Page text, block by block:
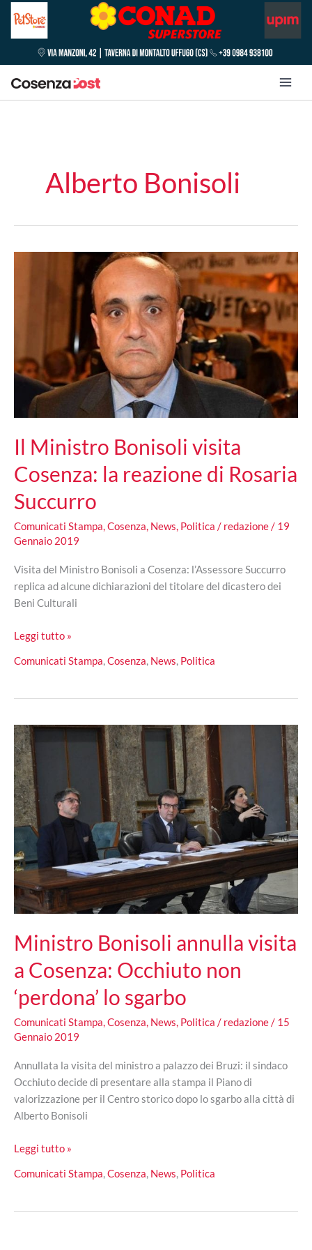
Alberto Bonisoli
Il Ministro Bonisoli visita
Cosenza: la reazione di Rosaria
Succurro
Comunicati Stampa,Cosenza, News, Politica / redazione/ 19
Gennaio 2019
Visita del Ministro Bonisoli a Cosenza: l’Assessore Succurro
replica ad alcune dichiarazioni del titolare del dicastero dei
Beni Culturali
Il
Bonisoli
Cosenza:
reazione
di
Rosaria
Succurro
Leggi tutto »
Comunicati Stampa,Cosenza, News, Politica
Ministro Bonisoli annulla visita
a Cosenza: Occhiuto non
‘perdona’ lo sgarbo
Comunicati Stampa,Cosenza, News, Politica / redazione/ 15
Gennaio 2019
Annullata la visita del ministro a palazzo dei Bruzi: il sindaco
Occhiuto decide di presentare alla stampa il Piano di
valorizzazione per il Centro storico dopo lo sgarbo alla città di
Alberto Bonisoli
Ministro
annulla
a
Leggi tutto »
Comunicati Stampa,Cosenza, News, Politica